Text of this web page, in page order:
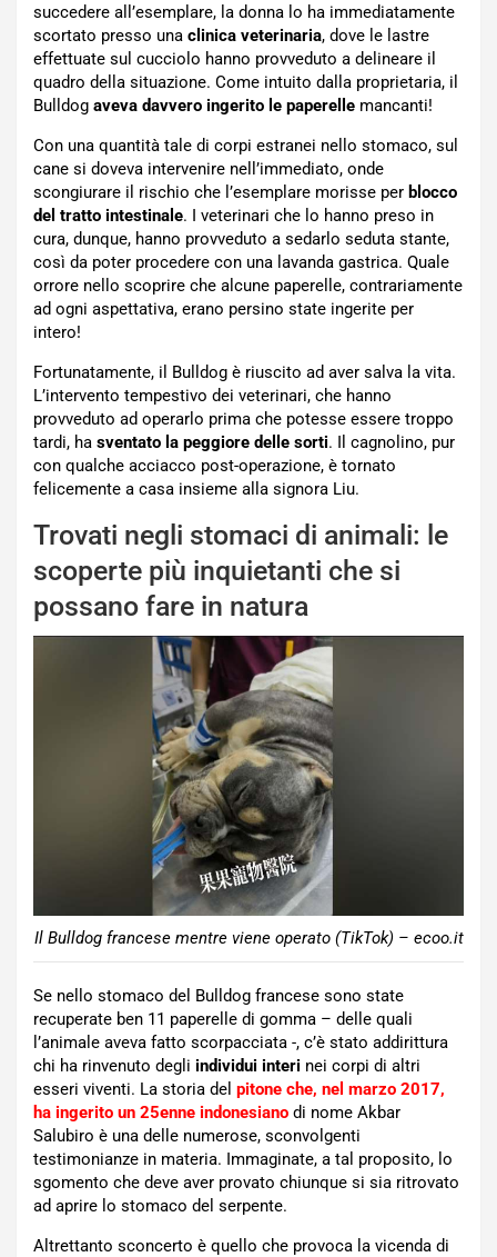
succedere all’esemplare, la donna lo ha immediatamente
scortato presso una clinica veterinaria, dove le lastre
effettuate sul cucciolo hanno provveduto a delineare il
quadro della situazione. Come intuito dalla proprietaria, il
Bulldog aveva davvero ingerito le paperelle mancanti!
Con una quantità tale di corpi estranei nello stomaco, sul
cane si doveva intervenire nell’immediato, onde
scongiurare il rischio che l’esemplare morisse per blocco
del tratto intestinale. I veterinari che lo hanno preso in
cura, dunque, hanno provveduto a sedarlo seduta stante,
così da poter procedere con una lavanda gastrica. Quale
orrore nello scoprire che alcune paperelle, contrariamente
ad ogni aspettativa, erano persino state ingerite per
intero!
Fortunatamente, il Bulldog è riuscito ad aver salva la vita.
L’intervento tempestivo dei veterinari, che hanno
provveduto ad operarlo prima che potesse essere troppo
tardi, ha sventato la peggiore delle sorti. Il cagnolino, pur
con qualche acciacco post-operazione, è tornato
felicemente a casa insieme alla signora Liu.
Trovati negli stomaci di animali: le
scoperte più inquietanti che si
possano fare in natura
Il Bulldog francese mentre viene operato (TikTok) – ecoo.it
Se nello stomaco del Bulldog francese sono state
recuperate ben 11 paperelle di gomma – delle quali
l’animale aveva fatto scorpacciata -, c’è stato addirittura
chi ha rinvenuto degli individui interi nei corpi di altri
esseri viventi. La storia del pitone che, nel marzo 2017,
ha ingerito un 25enne indonesiano di nome Akbar
Salubiro è una delle numerose, sconvolgenti
testimonianze in materia. Immaginate, a tal proposito, lo
sgomento che deve aver provato chiunque si sia ritrovato
ad aprire lo stomaco del serpente.
Altrettanto sconcerto è quello che provoca la vicenda di